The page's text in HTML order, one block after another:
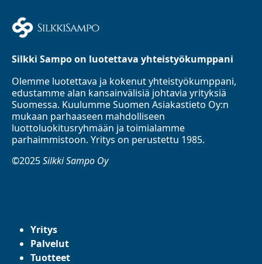
Silkki Sampo on luotettava yhteistyökumppani
Olemme luotettava ja kokenut yhteistyökumppani,
edustamme alan kansainvälisiä johtavia yrityksiä
Suomessa. Kuulumme Suomen Asiakastieto Oy:n
mukaan parhaaseen mahdolliseen
luottoluokitusryhmään ja toimialamme
parhaimmistoon. Yritys on perustettu 1985.
©2025Silkki Sampo Oy
Yritys
Palvelut
Tuotteet